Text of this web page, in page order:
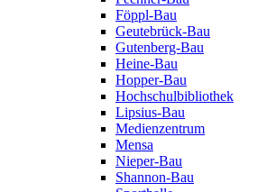
Föppl-Bau
Geutebrück-Bau
Gutenberg-Bau
Heine-Bau
Hopper-Bau
Hochschulbibliothek
Lipsius-Bau
Medienzentrum
Mensa
Nieper-Bau
Shannon-Bau